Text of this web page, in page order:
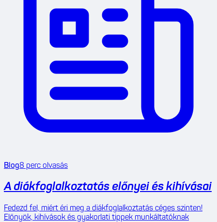
Blog8 perc olvasás
A diákfoglalkoztatás előnyei és kihívásai
Fedezd fel, miért éri meg a diákfoglalkoztatás céges szinten!
Előnyök, kihívások és gyakorlati tippek munkáltatóknak